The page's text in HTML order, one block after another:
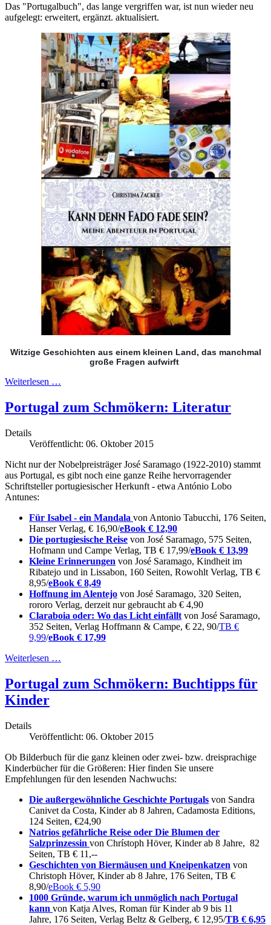
Das "Portugalbuch", das lange vergriffen war, ist nun wieder neu
aufgelegt: erweitert, ergänzt. aktualisiert.
Witzige Geschichten aus einem kleinen Land, das manchmal
große Fragen aufwirft
Weiterlesen …
Portugal zum Schmökern: Literatur
Details
Veröffentlicht: 06. Oktober 2015
Nicht nur der Nobelpreisträger José Saramago (1922-2010) stammt
aus Portugal, es gibt noch eine ganze Reihe hervorragender
Schriftsteller portugiesischer Herkunft - etwa António Lobo
Antunes:
Für Isabel - ein Mandala von Antonio Tabucchi, 176 Seiten,
Hanser Verlag, € 16,90/eBook € 12,90
Die portugiesische Reise von José Saramago, 575 Seiten,
Hofmann und Campe Verlag, TB € 17,99/eBook € 13,99
Kleine Erinnerungen von José Saramago, Kindheit im
Ribatejo und in Lissabon, 160 Seiten, Rowohlt Verlag, TB €
8,95/eBook € 8,49
Hoffnung im Alentejo von José Saramago, 320 Seiten,
rororo Verlag, derzeit nur gebraucht ab € 4,90
Claraboia oder: Wo das Licht einfällt von José Saramago,
352 Seiten, Verlag Hoffmann & Campe, € 22, 90/TB €
9,99/eBook € 17,99
Weiterlesen …
Portugal zum Schmökern: Buchtipps für
Kinder
Details
Veröffentlicht: 06. Oktober 2015
Ob Bilderbuch für die ganz kleinen oder zwei- bzw. dreisprachige
Kinderbücher für die Größeren: Hier finden Sie unsere
Empfehlungen für den lesenden Nachwuchs:
Die außergewöhnliche Geschichte Portugals von Sandra
Canivet da Costa, Kinder ab 8 Jahren, Cadamosta Editions,
124 Seiten, €24,90
Natrios gefährliche Reise oder Die Blumen der
Salzprinzessin von Chrístoph Höver, Kinder ab 8 Jahre, 82
Seiten, TB € 11,--
Geschichten von Biermäusen und Kneipenkatzen von
Christoph Höver, Kinder ab 8 Jahre, 176 Seiten, TB €
8,90/eBook € 5,90
1000 Gründe, warum ich unmöglich nach Portugal
kann von Katja Alves, Roman für Kinder ab 9 bis 11
Jahre, 176 Seiten, Verlag Beltz & Gelberg, € 12,95/TB € 6,95